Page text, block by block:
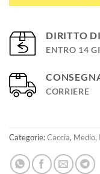
DIRITTO
ENTRO 14
CORRIERE
Categorie:Caccia, Medio,